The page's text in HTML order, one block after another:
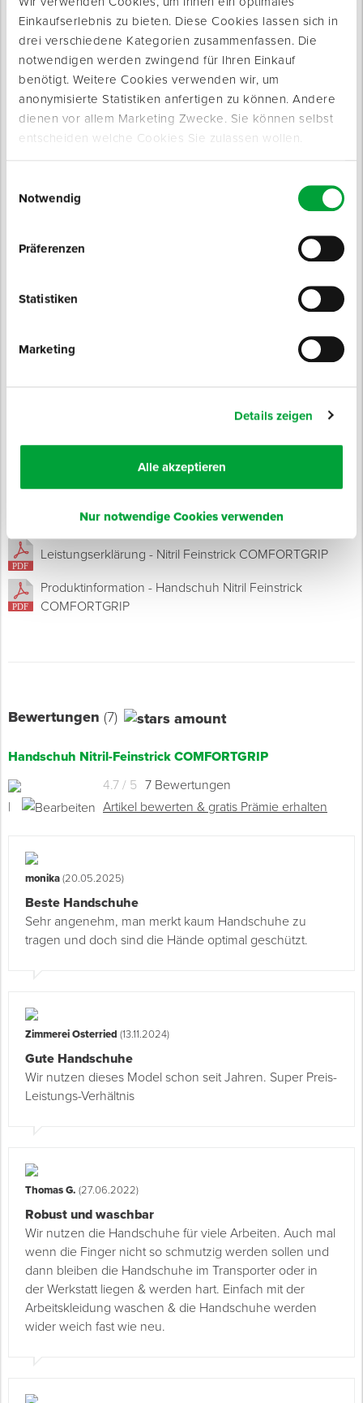
Einkaufserlebnis zu bieten. Diese Cookies lassen sich in
drei verschiedene Kategorien zusammenfassen. Die
notwendigen werden zwingend für Ihren Einkauf
benötigt. Weitere Cookies verwenden wir, um
anonymisierte Statistiken anfertigen zu können. Andere
dienen vor allem Marketing Zwecke. Sie können selbst
entscheiden welche Cookies Sie zulassen wollen.
Notwendig
Präferenzen
Statistiken
Marketing
Details zeigen
Alle akzeptieren
Nur notwendige Cookies verwenden
Atmungsaktiver Handrücken
Hohe Reißfestigkeit, hervorragender Tragekomfort
Extrem guter Grip, auch bei Feuchtigkeit
Leistungsindex: 4131X nach EN 388
CE-Schutzklasse: Kat. II
Feinstrick, Masche 15
Zertifikat - SGS - Handschuh Nitril-Feinstrick
Produktinformation - Nitril Feinstrick COMFORTGRIP
Leistungserklärung - Nitril Feinstrick COMFORTGRIP
Produktinformation - Handschuh Nitril Feinstrick
COMFORTGRIP
Bewertungen (7)
Handschuh Nitril-Feinstrick COMFORTGRIP
4.7 / 5 7 Bewertungen
|
Artikel bewerten & gratis Prämie erhalten
monika(20.05.2025)
Beste Handschuhe
Sehr angenehm, man merkt kaum Handschuhe zu
tragen und doch sind die Hände optimal geschützt.
Zimmerei Osterried (13.11.2024)
Gute Handschuhe
Wir nutzen dieses Model schon seit Jahren. Super Preis-
Leistungs-Verhältnis
Thomas G. (27.06.2022)
Robust und waschbar
Wir nutzen die Handschuhe für viele Arbeiten. Auch mal
wenn die Finger nicht so schmutzig werden sollen und
dann bleiben die Handschuhe im Transporter oder in
der Werkstatt liegen & werden hart. Einfach mit der
Arbeitskleidung waschen & die Handschuhe werden
wider weich fast wie neu.